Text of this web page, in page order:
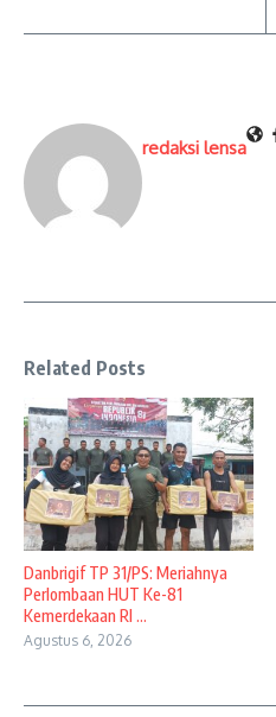
redaksi lensa
Related Posts
Danbrigif TP 31/PS: Meriahnya
Perlombaan HUT Ke-81
Kemerdekaan RI ...
Agustus 6, 2026